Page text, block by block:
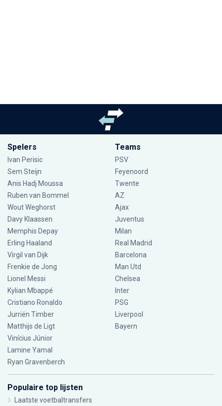
Spelers
Ivan Perisic
Sem Steijn
Anis Hadj Moussa
Ruben van Bommel
Wout Weghorst
Davy Klaassen
Memphis Depay
Erling Haaland
Virgil van Dijk
Frenkie de Jong
Lionel Messi
Kylian Mbappé
Cristiano Ronaldo
Jurriën Timber
Matthijs de Ligt
Vinícius Júnior
Lamine Yamal
Ryan Gravenberch
Teams
PSV
Feyenoord
Twente
AZ
Ajax
Juventus
Milan
Real Madrid
Barcelona
Man Utd
Chelsea
Inter
PSG
Liverpool
Bayern
Populaire top lijsten
Laatste voetbaltransfers